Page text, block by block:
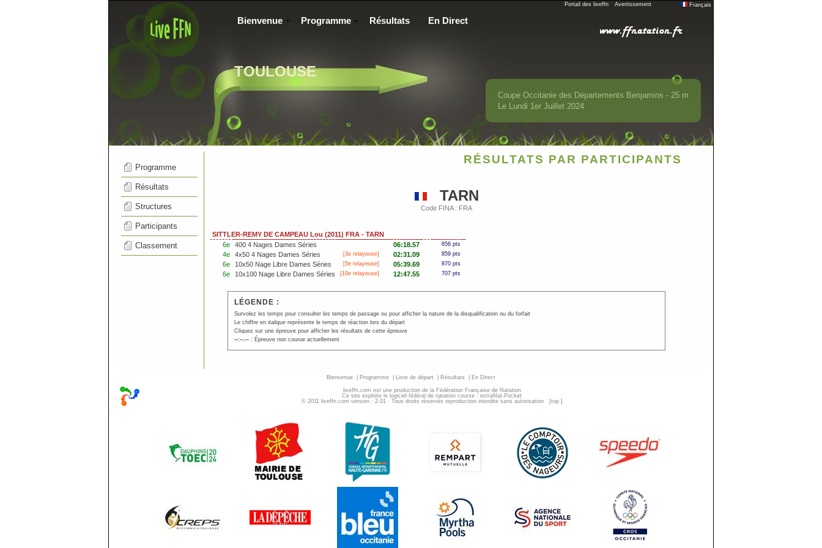
Portail des liveffn Avertissement Français
TOULOUSE
Coupe Occitanie des Départements Benjamins - 25 m
Le Lundi 1er Juillet 2024
Bienvenue Programme Résultats En Direct
Programme
Résultats
Structures
Participants
Classement
RÉSULTATS PAR PARTICIPANTS
TARN
Code FINA : FRA
SITTLER-REMY DE CAMPEAU Lou (2011) FRA - TARN
6e
400 4 Nages Dames Séries 06:18.57 656 pts
4e 4x50 4 Nages Dames Séries [3e relayeuse] 02:31.09 859 pts
6e 10x50 Nage Libre Dames Séries [5e relayeuse] 05:39.69 870 pts
6e 10x100 Nage Libre Dames Séries [10e relayeuse] 12:47.55 707 pts
LÉGENDE :
Survolez les temps pour consulter les temps de passage ou pour afficher la nature de la disqualification ou du forfait
Le chiffre en italiquereprésente le temps de réaction lors du départ
Cliquez sur une épreuve pour afficher les résultats de cette épreuve
--:--.--: Épreuve non courue actuellement
Bienvenue Programme Liste de départ Résultats En Direct
liveffn.com est une production de la Fédération Française de Natation
Ce site exploite le logiciel fédéral de natation course : extraNat-Pocket
© 2011 liveffn.com version : 2.01 - Tous droits réservés reproduction interdite sans autorisation
[top ]